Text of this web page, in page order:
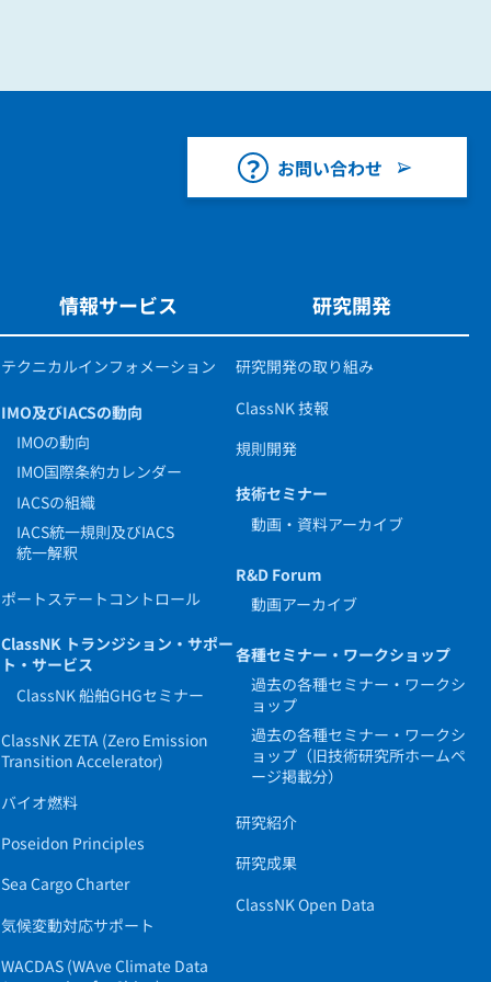
お問い合わせ
情報サービス
テクニカルインフォメーション
IMO及びIACSの動向
IMOの動向
IMO国際条約カレンダー
IACSの組織
IACS統一規則及びIACS
統一解釈
ポートステートコントロール
ClassNK トランジション・サポー
ト・サービス
ClassNK 船舶GHGセミナー
ClassNK ZETA (Zero Emission
Transition Accelerator)
バイオ燃料
Poseidon Principles
Sea Cargo Charter
気候変動対応サポート
WACDAS (WAve Climate Data
研究開発
研究開発の取り組み
ClassNK 技報
規則開発
技術セミナー
動画・資料アーカイブ
R&D Forum
動画アーカイブ
各種セミナー・ワークショップ
過去の各種セミナー・ワークシ
ョップ
過去の各種セミナー・ワークシ
ョップ（旧技術研究所ホームペ
ージ掲載分）
研究紹介
研究成果
ClassNK Open Data